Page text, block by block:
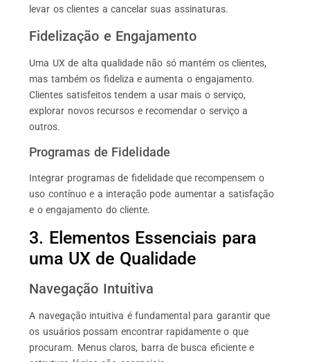
levar os clientes a cancelar suas assinaturas.
Fidelização e Engajamento
Uma UX de alta qualidade não só mantém os clientes,
mas também os fideliza e aumenta o engajamento.
Clientes satisfeitos tendem a usar mais o serviço,
explorar novos recursos e recomendar o serviço a
outros.
Programas de Fidelidade
Integrar programas de fidelidade que recompensem o
uso contínuo e a interação pode aumentar a satisfação
e o engajamento do cliente.
3. Elementos Essenciais para
uma UX de Qualidade
Navegação Intuitiva
A navegação intuitiva é fundamental para garantir que
os usuários possam encontrar rapidamente o que
procuram. Menus claros, barra de busca eficiente e